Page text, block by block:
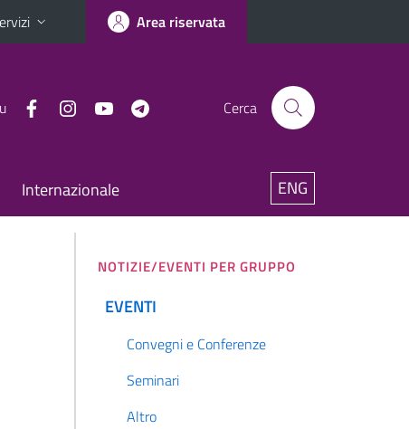
Area riservata
Cerca
Internazionale ENG
NOTIZIE/EVENTI PER GRUPPO
EVENTI
Convegni e Conferenze
Seminari
Altro